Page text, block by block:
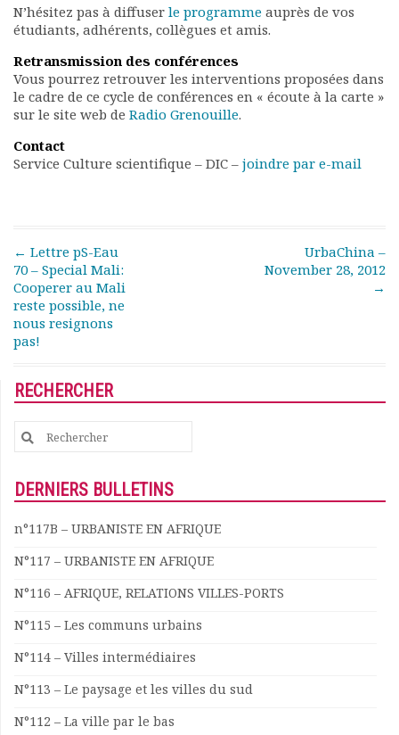
Forum
Actualités
Nous contacter
N’hésitez pas à diffuser le programme auprès de vos
étudiants, adhérents, collègues et amis.
Retransmission des conférences
Vous pourrez retrouver les interventions proposées dans
le cadre de ce cycle de conférences en « écoute à la carte »
sur le site web de Radio Grenouille.
Contact
Service Culture scientifique – DIC – joindre par e-mail
Post navigation
← Lettre pS-Eau
70 – Special Mali:
Cooperer au Mali
reste possible, ne
nous resignons
pas!
UrbaChina –
November 28, 2012
→
RECHERCHER
Search
for:
DERNIERS BULLETINS
n°117B – URBANISTE EN AFRIQUE
N°117 – URBANISTE EN AFRIQUE
N°116 – AFRIQUE, RELATIONS VILLES-PORTS
N°115 – Les communs urbains
N°114 – Villes intermédiaires
N°113 – Le paysage et les villes du sud
N°112 – La ville par le bas